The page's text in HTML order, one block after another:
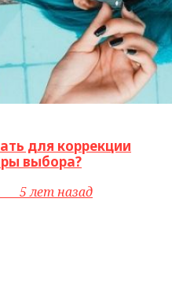
для коррекции
выбора?
5 лет назад